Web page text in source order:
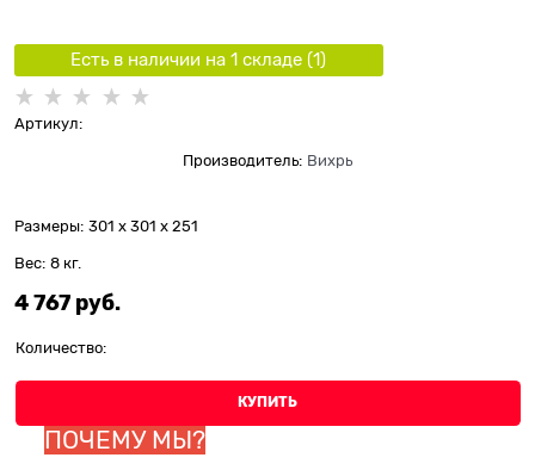
Есть в наличии на 1 складe (1)
Артикул:
Производитель: Вихрь
Размеры: 301 x 301 x 251
Вес: 8 кг.
4 767 руб.
Количество:
КУПИТЬ
ПОЧЕМУ МЫ?